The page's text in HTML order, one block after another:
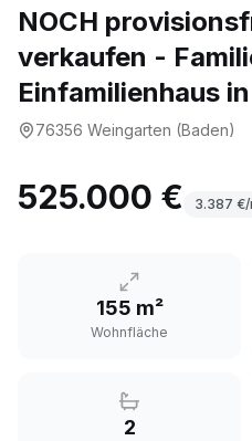
NOCH
verkaufen -
Einfamilienhaus
76356 Weingarten (Baden)
525.000 € 3.387 €/
155 m²
Wohnfläche
2